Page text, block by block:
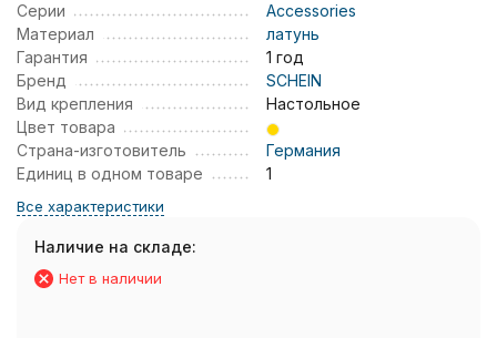
Серии
Accessories
Материал
латунь
Гарантия
1 год
Бренд
SCHEIN
Вид крепления
Настольное
Цвет товара
Страна-изготовитель
Германия
Единиц в одном товаре
1
Все характеристики
Наличие на складе:
Нет в наличии